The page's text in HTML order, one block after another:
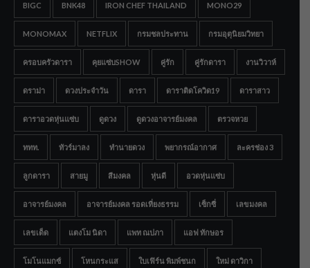
BIGC BNK48 IRON CHEF THAILAND MONO29
MONOMAX NETFLIX กรมชลประทาน กรมอุตุนิยมวิทยา
ครอบครัวดารา คุยแซ่บSHOW คู่รัก คู่รักดารา งานวิวาห์
ดราม่า ดวงประจำวัน ดารา ดาราติดโควิด19 ดาราสาว
ดาราอวดหุ่นแซ่บ ดูดวง ดูดวงอาจารย์มงคล ตรวจหวย
ททท. ทัวร์มาลง ทำนายดวง พยากรณ์อากาศ ละครช่อง 3
ลูกดารา สายมู สีมงคล หุ่นดี อวดหุ่นแซ่บ
อาจารย์มงคล อาจารย์มงคล รอดเที่ยงธรรม เซ็กซี่ เลขมงคล
เลขเด็ด แตงโม นิดา แพท ณปภา แอฟ ทักษอร
โมโนแมกซ์ โหนกระแส ใบเฟิร์น พิมพ์ชนก ใหม่ ดาวิกา